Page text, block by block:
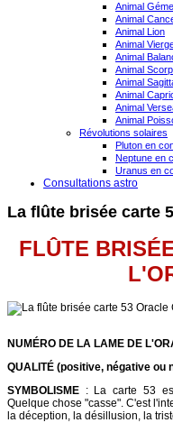
Animal
Animal
Animal Lion
Animal
Animal
Animal
Animal
Animal
Animal
Animal
Révolutions solaires
Pluton en
Neptune en
Uranus en
Consultations astro
La flûte brisée carte
FLÛTE
NUMÉRO DE LA LAME DE
QUALITÉ (positive, négative ou
SYMBOLISME : La carte 53
Quelque chose "casse". C'est
la déception, la désillusion, la